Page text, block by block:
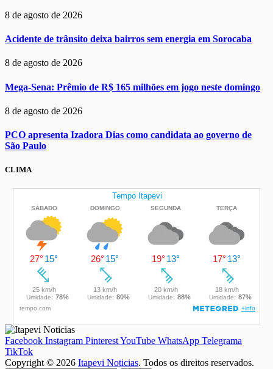
8 de agosto de 2026
Acidente de trânsito deixa bairros sem energia em Sorocaba
8 de agosto de 2026
Mega-Sena: Prêmio de R$ 165 milhões em jogo neste domingo
8 de agosto de 2026
PCO apresenta Izadora Dias como candidata ao governo de
São Paulo
CLIMA
Facebook Instagram PinterestYouTube WhatsApp Telegrama
TikTok
Copyright © 2026 Itapevi Noticias. Todos os direitos reservados.